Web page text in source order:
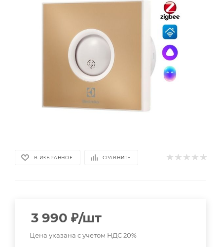
В ИЗБРАННОЕ СРАВНИТЬ
3 990 ₽/шт
Цена указана с учетом НДС 20%